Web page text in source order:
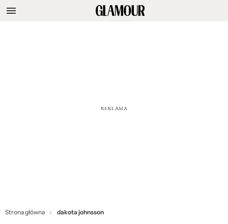
Strona główna dakota johnsson